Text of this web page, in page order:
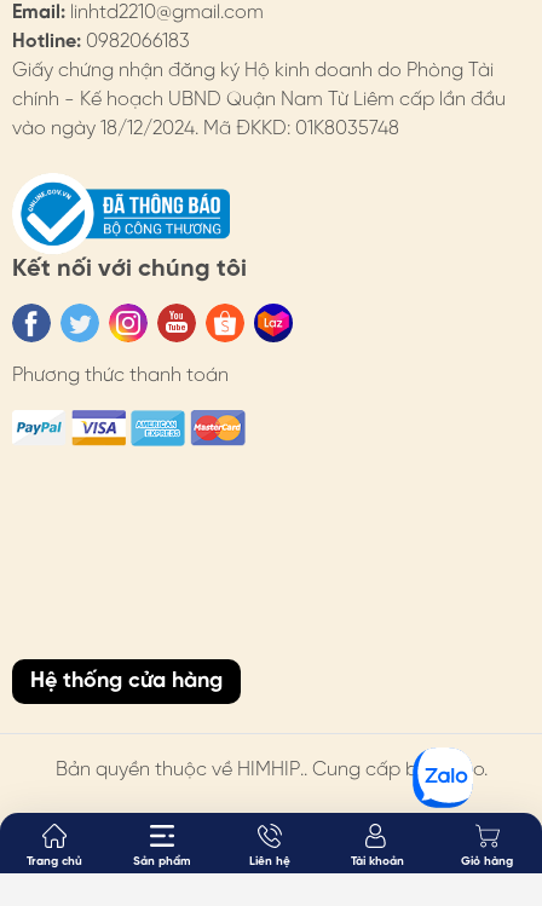
Email: linhtd2210@gmail.com
Hotline: 0982066183
Giấy chứng nhận đăng ký Hộ kinh doanh do Phòng Tài
chính - Kế hoạch UBND Quận Nam Từ Liêm cấp lần đầu
vào ngày 18/12/2024. Mã ĐKKD: 01K8035748
Kết nối với chúng tôi
Phương thức thanh toán
Hệ thống cửa hàng
Bản quyền thuộc về HIMHIP.. Cung cấp bởi Sapo.
Trang chủ Sản phẩm Liên hệ Tài khoản Giỏ hàng